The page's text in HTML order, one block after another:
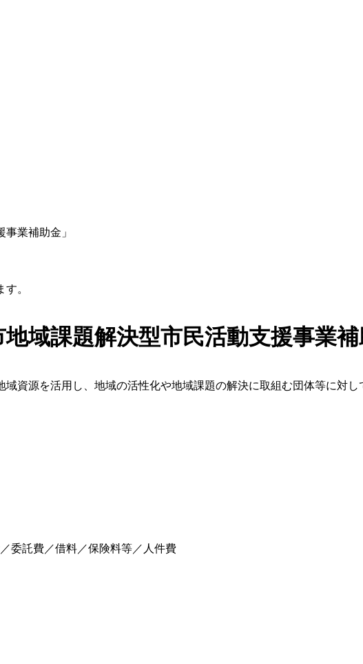
業補助金」
。
域課題解決型市民活動支援事業補
資源を活用し、地域の活性化や地域課題の解決に取組む団体等に対し
委託費／借料／保険料等／人件費